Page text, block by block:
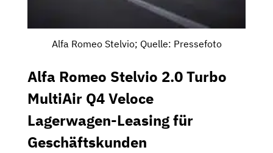
Alfa Romeo Stelvio; Quelle: Pressefoto
Alfa Romeo Stelvio 2.0 Turbo
MultiAir Q4 Veloce
Lagerwagen-Leasing für
Geschäftskunden